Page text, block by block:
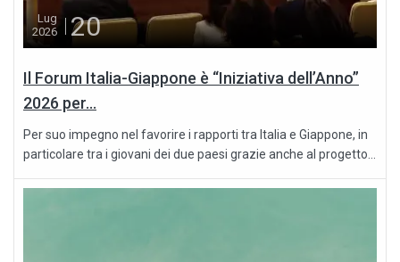
Lug
2026
20
Il Forum Italia-Giappone è “Iniziativa dell’Anno”
2026 per...
Per suo impegno nel favorire i rapporti tra Italia e Giappone, in
particolare tra i giovani dei due paesi grazie anche al progetto...